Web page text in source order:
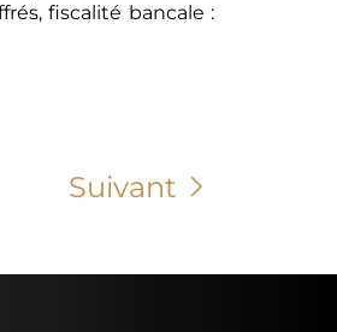
fiscalité bancale :
Suivant